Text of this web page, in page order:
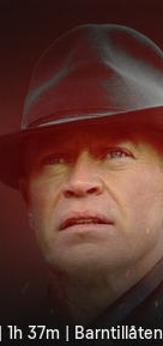
37m | Barntillåten